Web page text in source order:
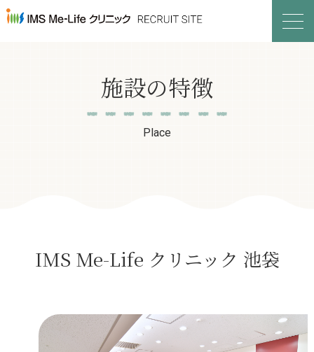
施設の特徴
Place
IMS Me-Life クリニック 池袋